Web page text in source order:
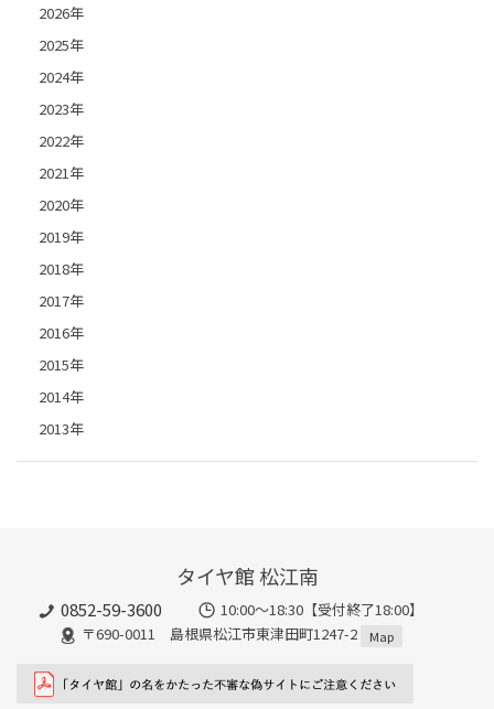
2026年
2025年
2024年
2023年
2022年
2021年
2020年
2019年
2018年
2017年
2016年
2015年
2014年
2013年
タイヤ館 松江南
0852-59-3600
10:00～18:30【受付終了18:00】
〒690-0011 島根県松江市東津田町1247-2
Map